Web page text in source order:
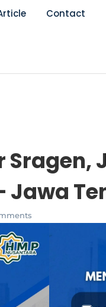
Contact
Sragen,
Jawa